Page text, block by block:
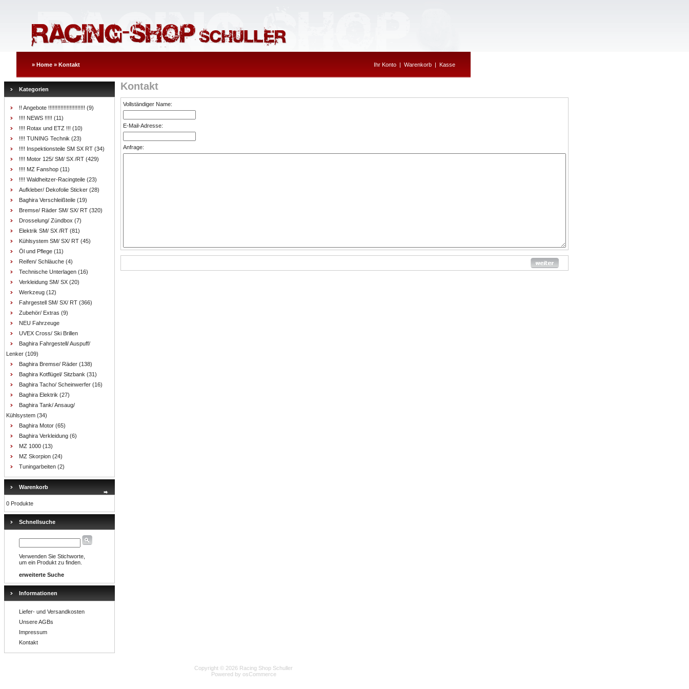
» Home » Kontakt Ihr Konto | Warenkorb | Kasse
Kategorien
!! Angebote !!!!!!!!!!!!!!!!!!!!!!!! (9)
!!!! NEWS !!!!! (11)
!!!! Rotax und ETZ !!! (10)
!!!! TUNING Technik (23)
!!!! Inspektionsteile SM SX RT (34)
!!!! Motor 125/ SM/ SX /RT (429)
!!!! MZ Fanshop (11)
!!!! Waldheitzer-Racingteile (23)
Aufkleber/ Dekofolie Sticker (28)
Baghira Verschleißteile (19)
Bremse/ Räder SM/ SX/ RT (320)
Drosselung/ Zündbox (7)
Elektrik SM/ SX /RT (81)
Kühlsystem SM/ SX/ RT (45)
Öl und Pflege (11)
Reifen/ Schläuche (4)
Technische Unterlagen (16)
Verkleidung SM/ SX (20)
Werkzeug (12)
Fahrgestell SM/ SX/ RT (366)
Zubehör/ Extras (9)
NEU Fahrzeuge
UVEX Cross/ Ski Brillen
Baghira Fahrgestell/ Auspuff/
Lenker (109)
Baghira Bremse/ Räder (138)
Baghira Kotflügel/ Sitzbank (31)
Baghira Tacho/ Scheinwerfer (16)
Baghira Elektrik (27)
Baghira Tank/ Ansaug/
Kühlsystem (34)
Baghira Motor (65)
Baghira Verkleidung (6)
MZ 1000 (13)
MZ Skorpion (24)
Tuningarbeiten (2)
Warenkorb
0 Produkte
Schnellsuche
Verwenden Sie Stichworte,
um ein Produkt zu finden.
erweiterte Suche
Informationen
Liefer- und Versandkosten
Unsere AGBs
Impressum
Kontakt
Kontakt
Vollständiger Name:
E-Mail-Adresse:
Anfrage:
Copyright © 2026 Racing Shop Schuller
Powered by osCommerce